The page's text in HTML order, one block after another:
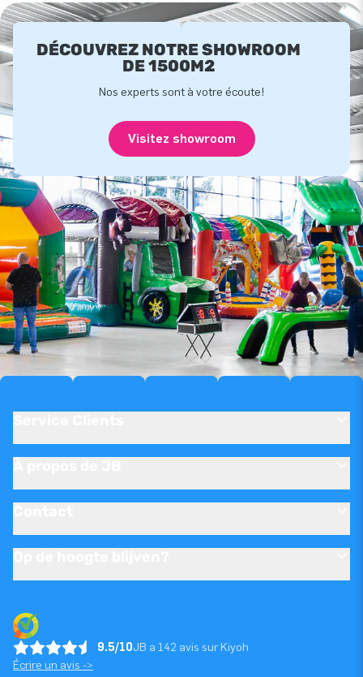
DÉCOUVREZ NOTRE SHOWROOM
DE 1500M2
Nos experts sont à votre écoute!
Visitez showroom
9.5/10JB a 142 avis sur Kiyoh
Écrire un avis ->